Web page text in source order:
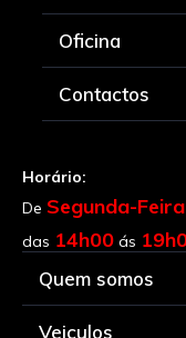
Oficina
Contactos
Horário:
De Segunda-Feira
das 14h00 ás
Quem somos
Veiculos